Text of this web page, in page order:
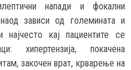
напади и фокални
зависи од големината и
најчесто кај пациентите се
хипертензија, покачена
закочен врат, крварење на